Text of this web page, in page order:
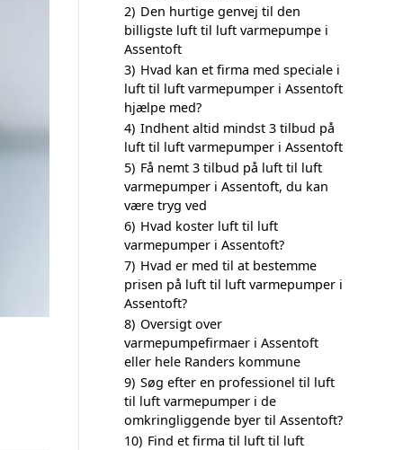
2) Den hurtige genvej til den
billigste luft til luft varmepumpe i
Assentoft
3) Hvad kan et firma med speciale i
luft til luft varmepumper i Assentoft
hjælpe med?
4) Indhent altid mindst 3 tilbud på
luft til luft varmepumper i Assentoft
5) Få nemt 3 tilbud på luft til luft
varmepumper i Assentoft, du kan
være tryg ved
6) Hvad koster luft til luft
varmepumper i Assentoft?
7) Hvad er med til at bestemme
prisen på luft til luft varmepumper i
Assentoft?
8) Oversigt over
varmepumpefirmaer i Assentoft
eller hele Randers kommune
9) Søg efter en professionel til luft
til luft varmepumper i de
omkringliggende byer til Assentoft?
10) Find et firma til luft til luft